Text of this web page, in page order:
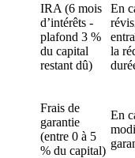
IRA (6 mois
d’intérêts -
plafond 3 %
du capital
restant dû)
En
la
Frais de
garantie
(entre 0 à 5
% du capital)
En